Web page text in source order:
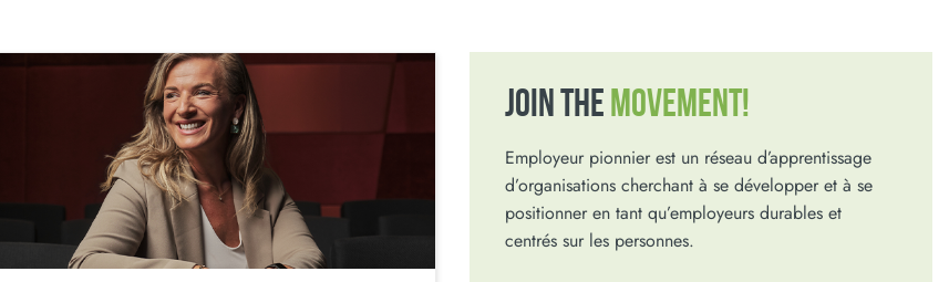
JOIN THE MOVEMENT!
Employeur pionnier est un réseau d’apprentissage
d’organisations cherchant à se développer et à se
positionner en tant qu’employeurs durables et
centrés sur les personnes.